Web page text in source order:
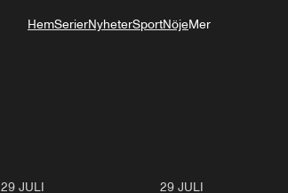
HemSerierNyheterSportNöjeMer
29 JULI 29 JULI